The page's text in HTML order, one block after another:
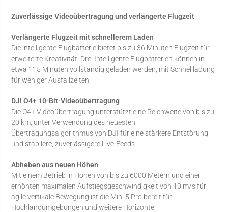
Zuverlässige Videoübertragung und verlängerte Flugzeit
Verlängerte Flugzeit mit schnellerem Laden
Die intelligente Flugbatterie bietet bis zu 36 Minuten Flugzeit für
erweiterte Kreativität. Drei Intelligente Flugbatterien können in
etwa 115 Minuten vollständig geladen werden, mit Schnellladung
für weniger Ausfallzeiten.
DJI O4+ 10-Bit-Videoübertragung
Die O4+ Videoübertragung unterstützt eine Reichweite von bis zu
20 km, unter Verwendung des neuesten
Übertragungsalgorithmus von DJI für eine stärkere Entstörung
und stabilere, zuverlässigere Live-Feeds.
Abheben aus neuen Höhen
Mit einem Betrieb in Höhen von bis zu 6000 Metern und einer
erhöhten maximalen Aufstiegsgeschwindigkeit von 10 m/s für
agile vertikale Bewegung ist die Mini 5 Pro bereit für
Hochlandumgebungen und weitere Horizonte.